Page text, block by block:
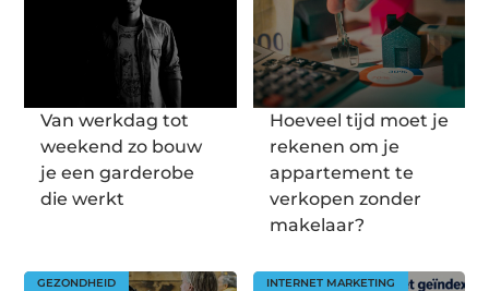
Van werkdag tot
weekend zo bouw
je een garderobe
die werkt
Hoeveel tijd moet je
rekenen om je
appartement te
verkopen zonder
makelaar?
GEZONDHEID INTERNET MARKETING